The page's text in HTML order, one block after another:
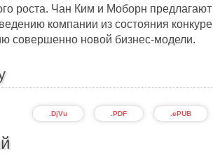
роста. Чан Ким и Моборн
компании из состояния
совершенно новой бизнес-модели.
.ePUB
.PDF
.DjVu